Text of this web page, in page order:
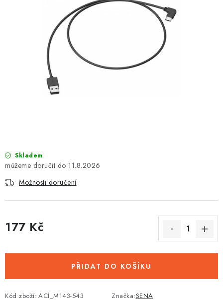
TIP NA DÁRKY
NÁPLNĚ A KAPALINY
NÁHRADNÍ DÍLY
Podmínky ochrany osobních údajů
Skladem
11.8.2026
Možnosti doručení
177 Kč
PŘIDAT DO KOŠÍKU
Kód zboží: ACI_M143-543 Značka:SENA